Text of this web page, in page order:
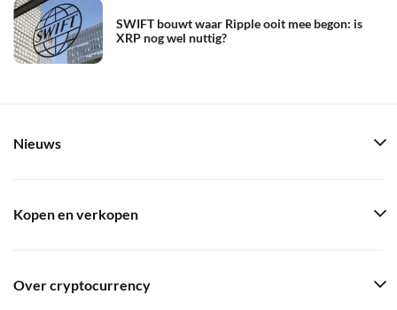
SWIFT bouwt waar Ripple ooit mee begon: is
XRP nog wel nuttig?
Nieuws
Kopen en verkopen
Over cryptocurrency